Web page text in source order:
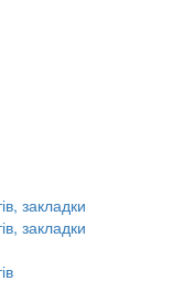
закладки
закладки